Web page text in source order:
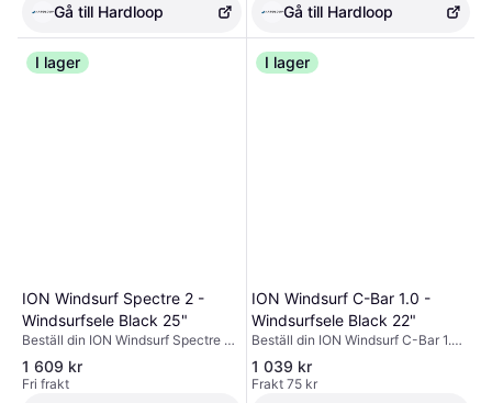
Gå till Hardloop Gå till Hardloop
I lager
ION Windsurf Spectre 2 -
Windsurfsele Black 25"
Beställ din ION Windsurf Spectre 2
- Windsurfsele Black 25" -
utrustning på Hardloop ✓ Fri frakt &
returer ✓ Expertråd
1 609 kr
Fri frakt
I lager
ION Windsurf C-Bar 1.0 -
Windsurfsele Black 22"
Beställ din ION Windsurf C-Bar 1.0 -
Windsurfsele Black 22" -utrustning
på Hardloop ✓ Fri frakt & returer ✓
Expertråd
1 039 kr
Frakt 75 kr